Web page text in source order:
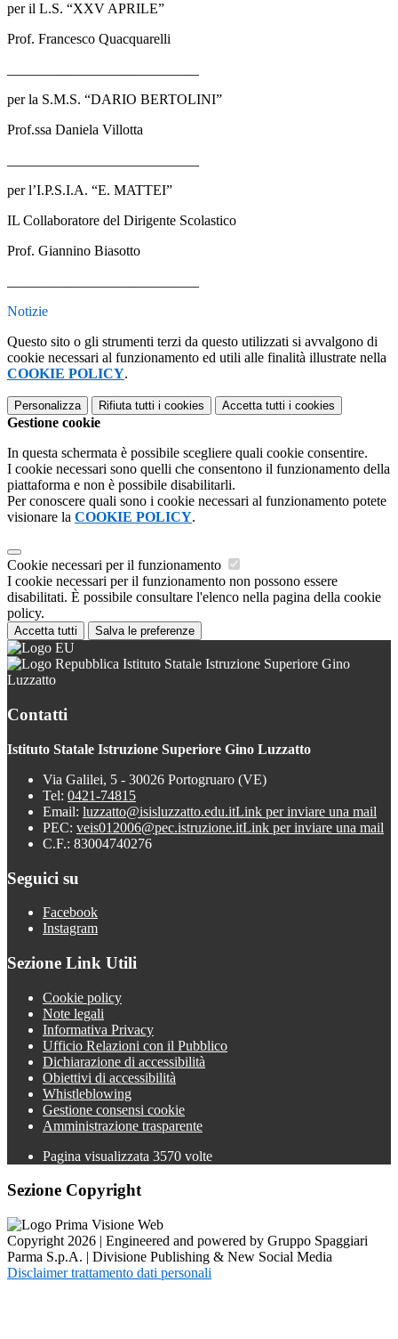
per il L.S. “XXV APRILE”
Prof. Francesco Quacquarelli
per la S.M.S. “DARIO BERTOLINI”
Prof.ssa Daniela Villotta
per l’I.P.S.I.A. “E. MATTEI”
IL Collaboratore del Dirigente Scolastico
Prof. Giannino Biasotto
Notizie
Questo sito o gli strumenti terzi da questo utilizzati si avvalgono di
cookie necessari al funzionamento ed utili alle finalità illustrate nella
COOKIE POLICY.
Personalizza Rifiuta tutti i cookies Accetta tutti i cookies
Gestione cookie
In questa schermata è possibile scegliere quali cookie consentire.
I cookie necessari sono quelli che consentono il funzionamento della
piattaforma e non è possibile disabilitarli.
Per conoscere quali sono i cookie necessari al funzionamento potete
visionare la COOKIE POLICY.
Cookie necessari per il funzionamento
I cookie necessari per il funzionamento non possono essere
disabilitati. È possibile consultare l'elenco nella pagina della cookie
policy.
Accetta tutti Salva le preferenze
Istituto Statale Istruzione Superiore Gino
Luzzatto
Contatti
Istituto Statale Istruzione Superiore Gino Luzzatto
Via Galilei, 5 - 30026 Portogruaro (VE)
Tel: 0421-74815
Email: luzzatto@isisluzzatto.edu.itLink per inviare una mail
PEC: veis012006@pec.istruzione.itLink per inviare una mail
C.F.: 83004740276
Seguici su
Facebook
Instagram
Sezione Link Utili
Cookie policy
Note legali
Informativa Privacy
Ufficio Relazioni con il Pubblico
Dichiarazione di accessibilità
Obiettivi di accessibilità
Whistleblowing
Gestione consensi cookie
Amministrazione trasparente
Pagina visualizzata 3570 volte
Sezione Copyright
Copyright 2026 | Engineered and powered by Gruppo Spaggiari
Parma S.p.A. | Divisione Publishing & New Social Media
Disclaimer trattamento dati personali